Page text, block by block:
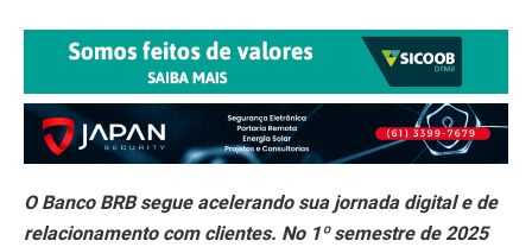
O Banco BRB segue acelerando sua jornada digital e de
relacionamento com clientes. No 1º semestre de 2025